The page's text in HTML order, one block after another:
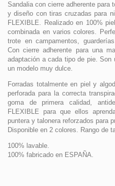
Sandalia con cierre adherente para
y diseño con tiras cruzadas para
FLEXIBLE. Realizado en 100%
combinada en varios colores.
trote en campamentos,
Con cierre adherente para una
adaptación a cada tipo de pie.
un modelo muy dulce.
Forradas totalmente en piel y
perforada para la correcta
goma de primera calidad,
FLEXIBLE para que ellos
puntera y talonera reforzados para
Disponible en 2 colores. Rango de
100% lavable.
100% fabricado en ESPAÑA.